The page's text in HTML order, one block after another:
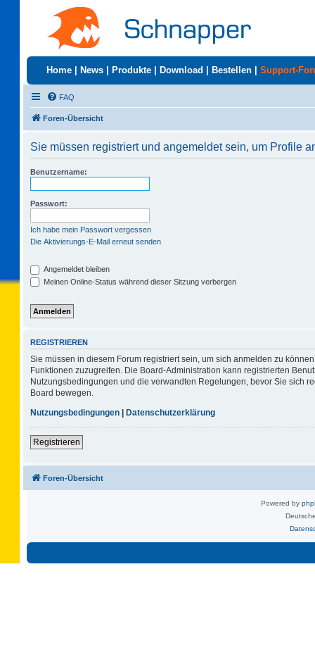
Home News Produkte Download Bestellen Support-
FAQ
Foren-Übersicht
Sie müssen registriert und angemeldet sein, um Profile
Benutzername:
Passwort:
Ich habe mein Passwort vergessen
Die Aktivierungs-E-Mail erneut senden
Angemeldet bleiben
Meinen Online-Status während dieser Sitzung verbergen
REGISTRIEREN
Sie müssen in diesem Forum registriert sein, um sich anmelden zu
Funktionen zuzugreifen. Die Board-Administration kann registrierten
Nutzungsbedingungen und die verwandten Regelungen, bevor Sie sich
Board bewegen.
Nutzungsbedingungen | Datenschutzerklärung
Registrieren
Foren-Übersicht
Powered by